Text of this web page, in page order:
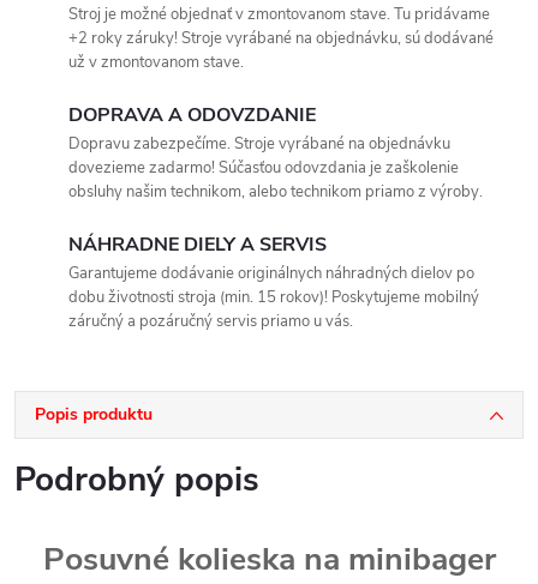
Stroj je možné objednať v zmontovanom stave. Tu pridávame
+2 roky záruky! Stroje vyrábané na objednávku, sú dodávané
už v zmontovanom stave.
DOPRAVA A ODOVZDANIE
Dopravu zabezpečíme. Stroje vyrábané na objednávku
dovezieme zadarmo! Súčasťou odovzdania je zaškolenie
obsluhy našim technikom, alebo technikom priamo z výroby.
NÁHRADNE DIELY A SERVIS
Garantujeme dodávanie originálnych náhradných dielov po
dobu životnosti stroja (min. 15 rokov)! Poskytujeme mobilný
záručný a pozáručný servis priamo u vás.
Popis produktu
Podrobný popis
Posuvné kolieska na minibager